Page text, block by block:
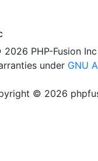
PHP-Fusion Inc
under GNU
© 2026